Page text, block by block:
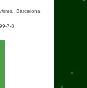
Barcelona:
7-8.